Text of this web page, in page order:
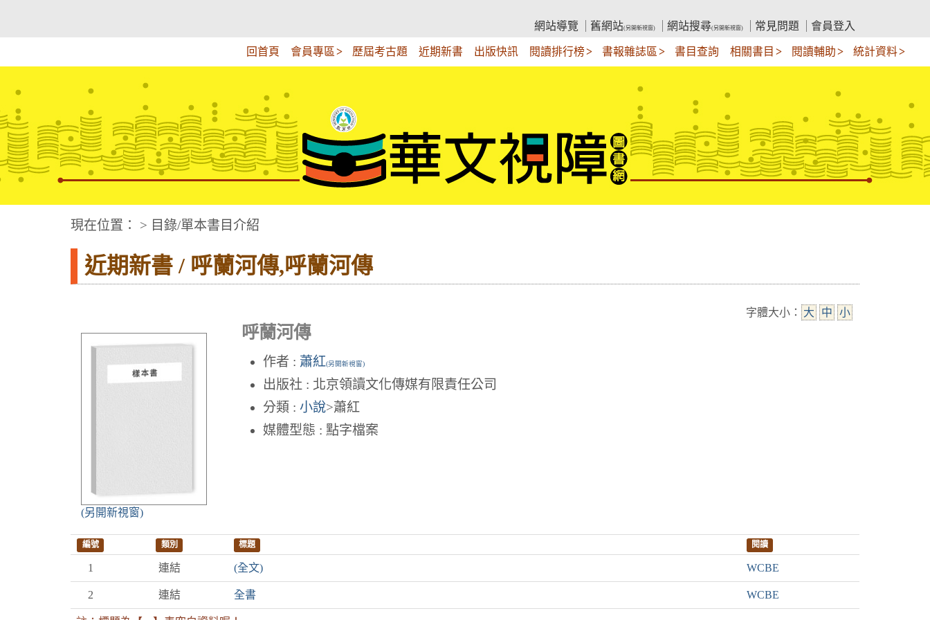
內
網站導覽
舊網站(另開新視窗) 網站搜尋(另開新視窗) 常見問題 會員登入
回首頁 會員專區 歷屆考古題 近期新書 出版快訊 閱讀排行榜 書報雜誌區 書目查詢 相關書目 閱讀輔助 統計資料
華文視障電子圖書網
現在位置： > 目錄/單本書目介紹
近期新書 / 呼蘭河傳,呼蘭河傳
字體大小： 大 中 小
(另開新視窗)
呼蘭河傳
作者 : 蕭紅(另開新視窗)
出版社 : 北京領讀文化傳媒有限責任公司
分類 : 小說>蕭紅
媒體型態 : 點字檔案
編號 類別 標題 閱讀
1 連結 (全文) WCBE
2 連結 全書 WCBE